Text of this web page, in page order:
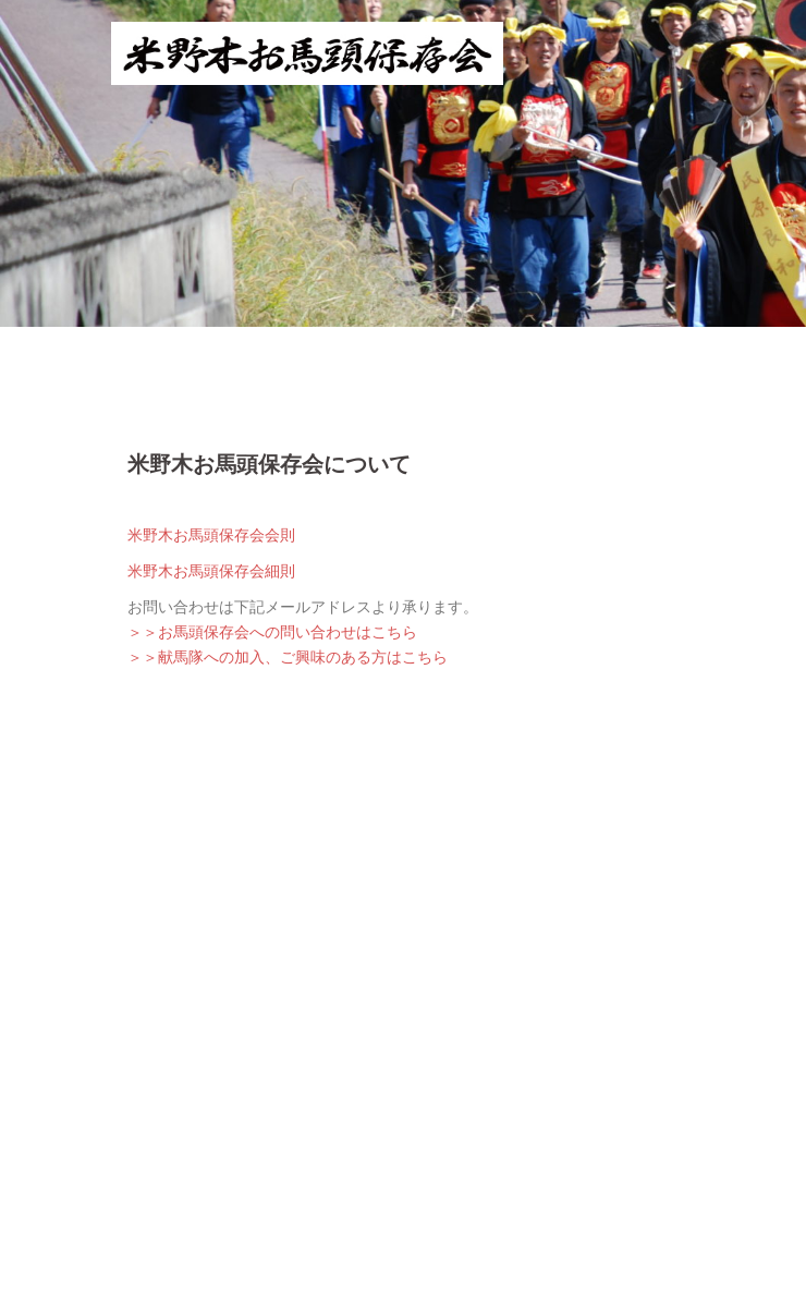
コ
ン
テ
ン
へ
ス
キ
ッ
プ
米野木お馬頭保存会について
米野木お馬頭保存会会則
米野木お馬頭保存会細則
お問い合わせは下記メールアドレスより承ります。
＞＞お馬頭保存会への問い合わせはこちら
＞＞献馬隊への加入、ご興味のある方はこちら